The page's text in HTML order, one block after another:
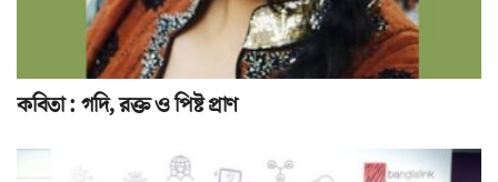
কবিতা : গদি, রক্ত ও পিষ্ট প্রাণ